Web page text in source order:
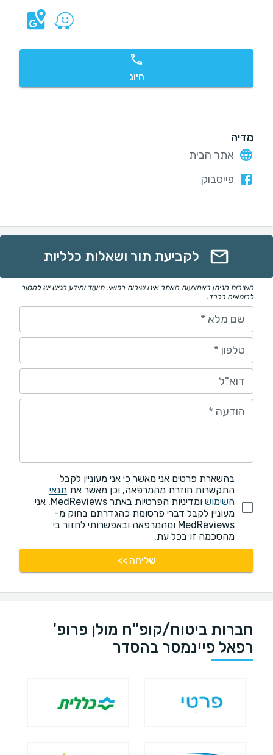
חיוג
מדיה
אתר הבית
פייסבוק
לקביעת תור ושאלות כלליות
השירות הניתן באמצעות האתר אינו שירות רפואי. תיעוד ומידע רגיש יש למסור
לרופאים בלבד.
שם מלא *
טלפון *
דוא"ל
הודעה *
בהשארת פרטים אני מאשר כי אני מעוניין לקבל
התקשרות חוזרת מהמרפאה, וכן מאשר את תנאי
השימוש
ומדיניות הפרטיות באתר MedReviews. אני
מעוניין לקבל דברי פרסומת כהגדרתם בחוק מ-
MedReviews ומהמרפאה ובאפשרותי לחזור בי
מהסכמה זו בכל עת.
שליחה >>
חברות ביטוח/קופ"ח מולן פרופ'
רפאל פיינמסר בהסדר